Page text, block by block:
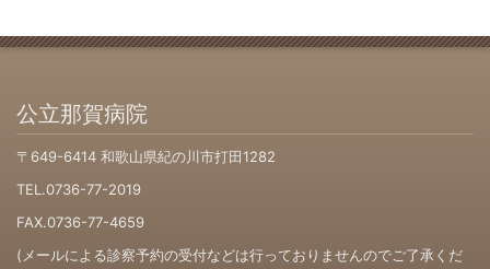
公立那賀病院
〒649-6414 和歌山県紀の川市打田1282
TEL.0736-77-2019
FAX.0736-77-4659
(メールによる診察予約の受付などは行っておりませんのでご了承くだ